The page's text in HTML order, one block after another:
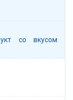
со вкусом